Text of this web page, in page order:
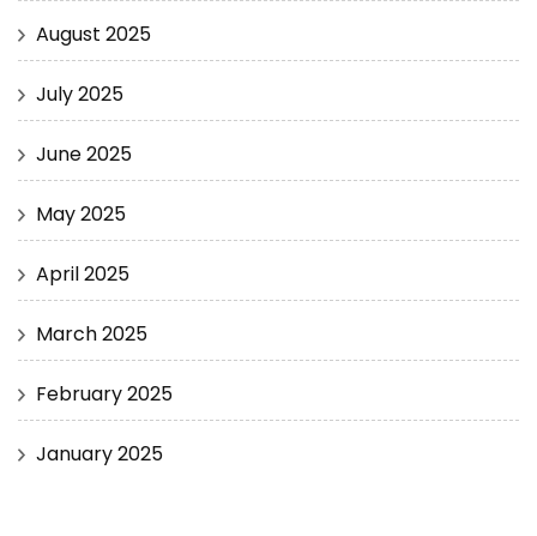
August 2025
July 2025
June 2025
May 2025
April 2025
March 2025
February 2025
January 2025